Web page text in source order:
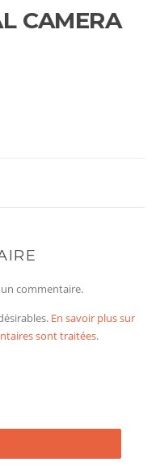
CAMERA
commentaire.
En savoir plus sur
sont traitées.